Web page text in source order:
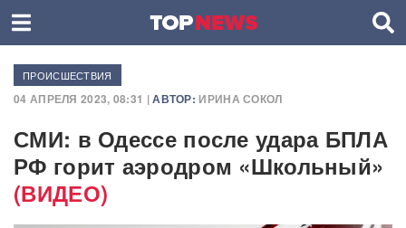
ПРОИСШЕСТВИЯ
04 АПРЕЛЯ 2023, 08:31 |АВТОР: ИРИНА СОКОЛ
СМИ: в Одессе после удара БПЛА
РФ горит аэродром «Школьный»
(ВИДЕО)